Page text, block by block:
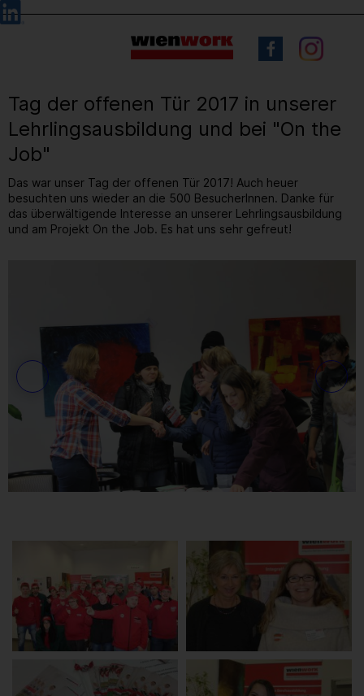
Barrierefreie
Bedienung
Sprachauswahl
Tag der offenen Tür 2017 in unserer
Lehrlingsausbildung und bei "On the
Job"
Das war unser Tag der offenen Tür 2017! Auch heuer
besuchten uns wieder an die 500 BesucherInnen. Danke für
das überwältigende Interesse an unserer Lehrlingsausbildung
und am Projekt On the Job. Es hat uns sehr gefreut!